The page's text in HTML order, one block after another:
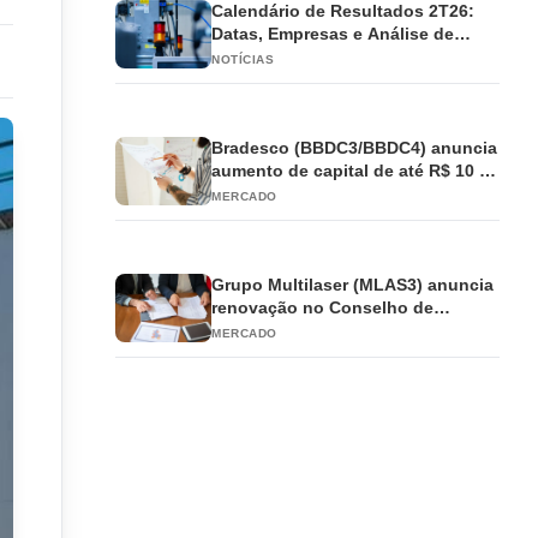
Calendário de Resultados 2T26:
Datas, Empresas e Análise de
Impacto
NOTÍCIAS
Bradesco (BBDC3/BBDC4) anuncia
aumento de capital de até R$ 10 bi
e antecipa JCP
MERCADO
Grupo Multilaser (MLAS3) anuncia
renovação no Conselho de
Administração
MERCADO